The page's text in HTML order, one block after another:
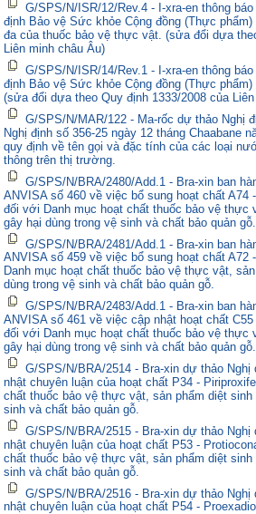
G/SPS/N/ISR/12/Rev.4 - I-xra-en thông
định Bảo vệ Sức khỏe Cộng đồng (Thực
đa của thuốc bảo vệ thực vật. (sửa đổi dựa
Liên minh châu Âu)
G/SPS/N/ISR/14/Rev.1 - I-xra-en thông
định Bảo vệ Sức khỏe Cộng đồng (Thực
(sửa đổi dựa theo Quy định 1333/2008 của
G/SPS/N/MAR/122 - Ma-rốc dự thảo Nghị
Nghị định số 356-25 ngày 12 tháng Chaabane
quy định về tên gọi và đặc tính của các loại
thông trên thị trường.
G/SPS/N/BRA/2480/Add.1 - Bra-xin ban
ANVISA số 460 về việc bổ sung hoạt chất A74
đối với Danh mục hoạt chất thuốc bảo vệ thực
gây hại dùng trong vệ sinh và chất bảo quản gỗ.
G/SPS/N/BRA/2481/Add.1 - Bra-xin ban
ANVISA số 459 về việc bổ sung hoạt chất A72
Danh mục hoạt chất thuốc bảo vệ thực vật,
dùng trong vệ sinh và chất bảo quản gỗ.
G/SPS/N/BRA/2483/Add.1 - Bra-xin ban
ANVISA số 461 về việc cập nhật hoạt chất
đối với Danh mục hoạt chất thuốc bảo vệ thực
gây hại dùng trong vệ sinh và chất bảo quản gỗ.
G/SPS/N/BRA/2514 - Bra-xin dự thảo
nhật chuyên luận của hoạt chất P34 -
chất thuốc bảo vệ thực vật, sản phẩm diệt
sinh và chất bảo quản gỗ.
G/SPS/N/BRA/2515 - Bra-xin dự thảo
nhật chuyên luận của hoạt chất P53 -
chất thuốc bảo vệ thực vật, sản phẩm diệt
sinh và chất bảo quản gỗ.
G/SPS/N/BRA/2516 - Bra-xin dự thảo
nhật chuyên luận của hoạt chất P54 -